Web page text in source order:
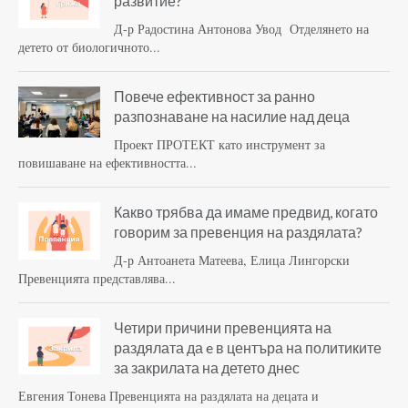
Д-р Радостина Антонова Увод Отделянето на
детето от биологичното...
Повече ефективност за ранно
разпознаване на насилие над деца
Проект ПРОТЕКТ като инструмент за
повишаване на ефективността...
Какво трябва да имаме предвид, когато
говорим за превенция на раздялата?
Д-р Антоанета Матеева, Елица Лингорски
Превенцията представлява...
Четири причини превенцията на
раздялата да e в центъра на политиките
за закрилата на детето днес
Евгения Тонева Превенцията на раздялата на децата и